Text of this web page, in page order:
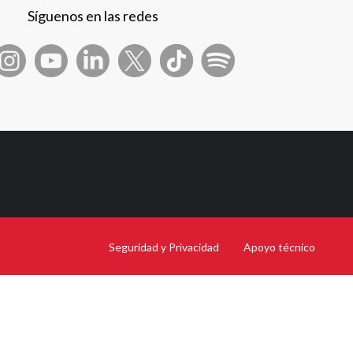
Síguenos en las redes
Seguridad y Privacidad Apoyo técnico